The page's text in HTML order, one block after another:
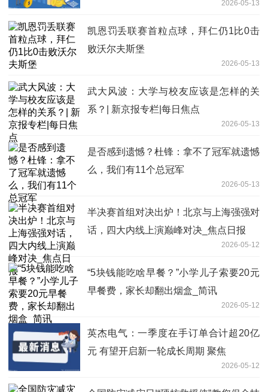
2026-05-13
凯恩罚丢联赛首粒点球，拜仁仍1比0击
败沃尔夫斯堡
2026-05-13
武大风波：大学与校友应该是怎样的关
系？| 新京报专栏|每日焦点
2026-05-13
是否感到遗憾？杜锋：拿不了冠军就遗憾
么，我们有11个总冠军
2026-05-13
半决赛首组对决出炉！北京与上海强强对
话，四大内线上演巅峰对决_焦点日报
2026-05-12
“5块钱能吃啥早餐？”小学儿子索要20元
早餐费，家长却翻出烟盒_简讯
2026-05-12
英杰电气：一季度在手订单合计超20亿
元 有望开启新一轮成长周期 聚焦
2026-05-12